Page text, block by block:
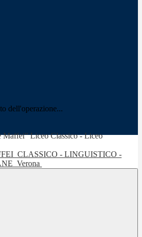
dell'operazione...
CLASSICO - LINGUISTICO -
Verona